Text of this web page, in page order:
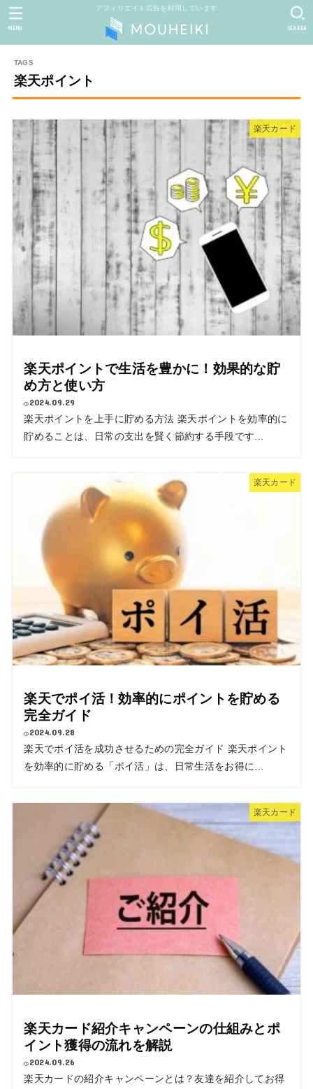
アフィリエイト広告を利用しています
SEARCH
MENU
楽天ポイント
楽天カード
楽天ポイントで生活を豊かに！効果的な貯
め方と使い方
2024.09.29
楽天ポイントを上手に貯める方法 楽天ポイントを効率的に
貯めることは、日常の支出を賢く節約する手段です...
楽天カード
楽天でポイ活！効率的にポイントを貯める
完全ガイド
2024.09.28
楽天でポイ活を成功させるための完全ガイド 楽天ポイント
を効率的に貯める「ポイ活」は、日常生活をお得に...
楽天カード
楽天カード紹介キャンペーンの仕組みとポ
イント獲得の流れを解説
2024.09.26
楽天カードの紹介キャンペーンとは？友達を紹介してお得